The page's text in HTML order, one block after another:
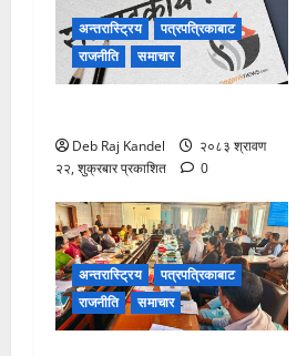
अन्तरास्ट्रिय
पत्रपत्रिकाबाट
राजनीति
समाचार
Deb Raj Kandel
२०८३ श्रावण
२२, शुक्रबार प्रकाशित
0
अन्तरास्ट्रिय
पत्रपत्रिकाबाट
राजनीति
समाचार